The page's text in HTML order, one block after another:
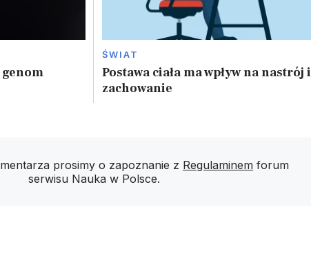
genom
ŚWIAT
Postawa ciała ma wpływ na nastrój i
zachowanie
prosimy o zapoznanie z Regulaminem forum
serwisu Nauka w Polsce.